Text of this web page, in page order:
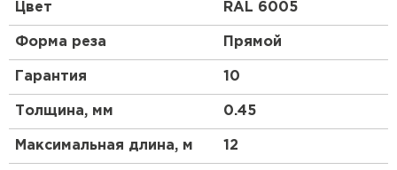
чем другие виды профнастила. Благодаря
высоте профиля этот материал будет органично
смотреться на крыше любой сложности.
Цвет RAL 6005
Форма реза Прямой
Гарантия 10
Толщина, мм 0.45
Максимальная длина, м 12